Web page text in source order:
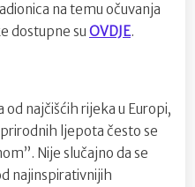
na temu očuvanja
dostupne su OVDJE.
najčišćih rijeka u Europi,
ljepota često se
Nije slučajno da se
najinspirativnijih